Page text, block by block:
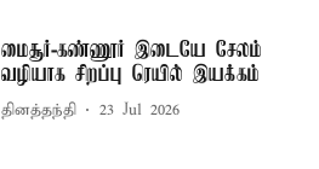
மைசூர்-கண்ணூர் இடையே சேலம்
வழியாக சிறப்பு ரெயில் இயக்கம்
தினத்தந்தி 23 Jul 2026